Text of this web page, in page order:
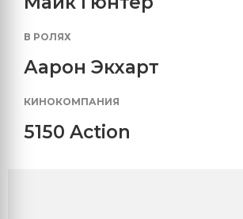
В РОЛЯХ
Аарон Экхарт
КИНОКОМПАНИЯ
5150 Action